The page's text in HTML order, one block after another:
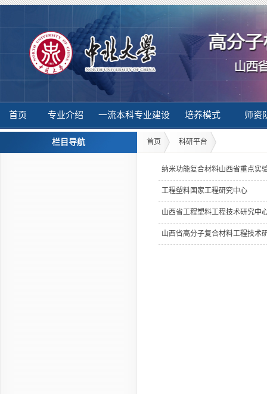
首页 专业介绍 一流本科专业建设 培养模式 师资
栏目导航 首页 科研平台
纳米功能复合材料山西省重点实
工程塑料国家工程研究中心
山西省工程塑料工程技术研究中
山西省高分子复合材料工程技术